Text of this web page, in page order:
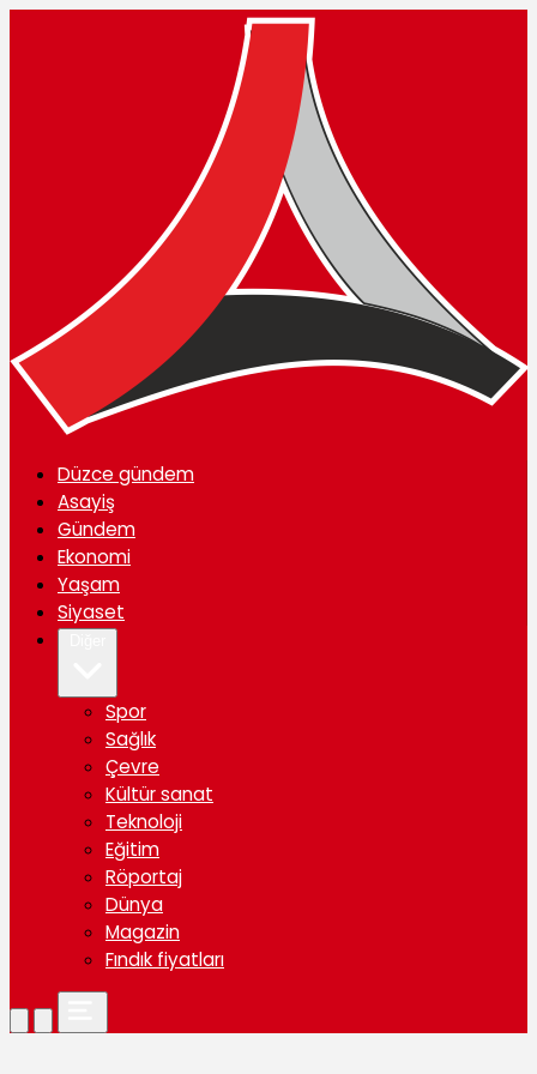
Düzce gündem
Asayiş
Gündem
Ekonomi
Yaşam
Siyaset
Spor
Sağlık
Çevre
Kültür sanat
Teknoloji
Eğitim
Röportaj
Dünya
Magazin
Fındık fiyatları